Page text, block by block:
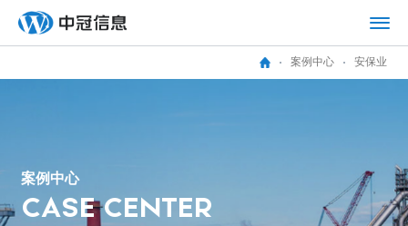
案例中心 安保业
案例 中心
CASE CENTER